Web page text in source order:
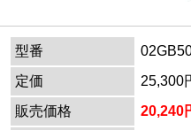
型番
定価
25,300
販売価格
20,240